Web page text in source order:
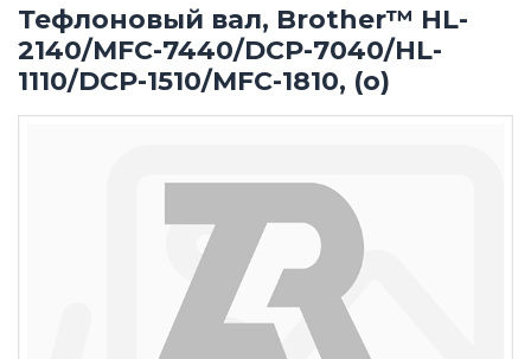
Тефлоновый вал, Brother™ HL-
2140/MFC-7440/DCP-7040/HL-
1110/DCP-1510/MFC-1810, (o)